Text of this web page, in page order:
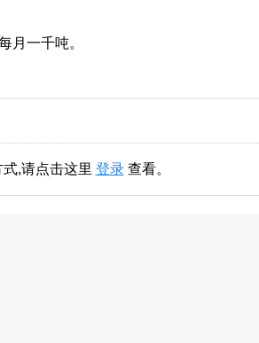
月一千吨。
,请点击这里 登录查看。